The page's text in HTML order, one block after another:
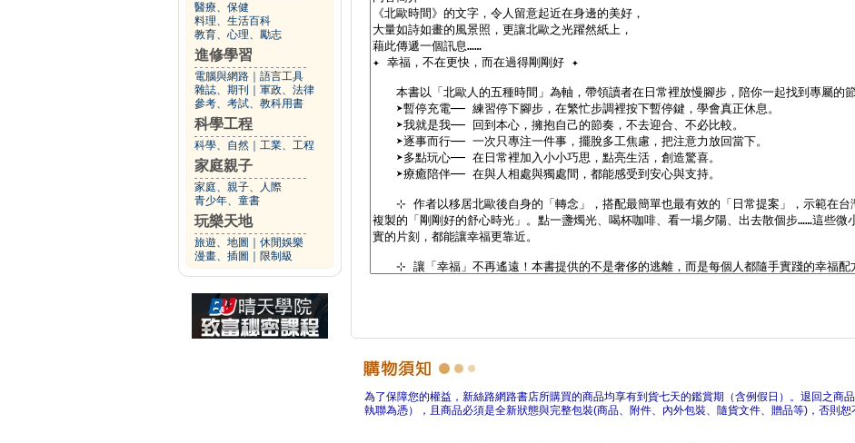
醫療、保健
料理、生活百科
教育、心理、勵志
進修學習
電腦與網路
語言工具
雜誌、期刊
軍政、法律
參考、考試、教科用書
科學工程
科學、自然 工業、工程
家庭親子
家庭、親子、人際
青少年、童書
玩樂天地
旅遊、地圖
休閒娛樂
漫畫、插圖
限制級
為了保障您的權益，新絲路網路書店所購買的商品均享有到貨七天的鑑賞期（含例假日）。退回之商
執聯為憑），且商品必須是全新狀態與完整包裝(商品、附件、內外包裝、隨貨文件、贈品等)，否則恕